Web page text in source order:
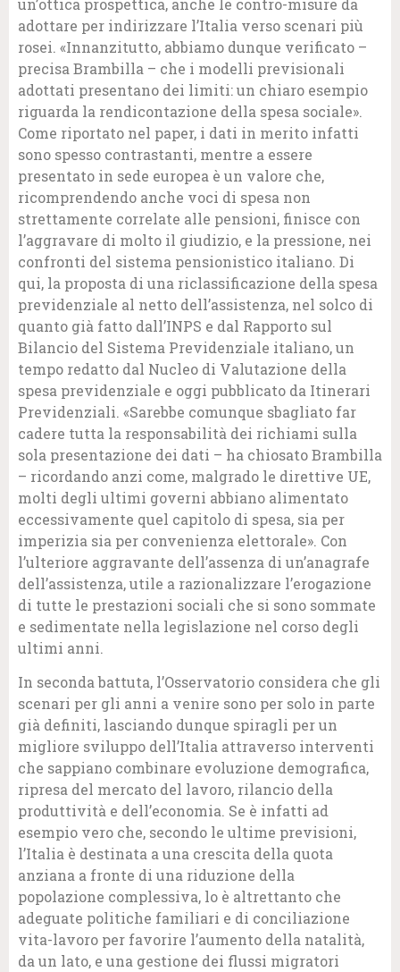
un’ottica prospettica, anche le contro-misure da
adottare per indirizzare l’Italia verso scenari più
rosei. «Innanzitutto, abbiamo dunque verificato –
precisa Brambilla – che i modelli previsionali
adottati presentano dei limiti: un chiaro esempio
riguarda la rendicontazione della spesa sociale».
Come riportato nel paper, i dati in merito infatti
sono spesso contrastanti, mentre a essere
presentato in sede europea è un valore che,
ricomprendendo anche voci di spesa non
strettamente correlate alle pensioni, finisce con
l’aggravare di molto il giudizio, e la pressione, nei
confronti del sistema pensionistico italiano. Di
qui, la proposta di una riclassificazione della spesa
previdenziale al netto dell’assistenza, nel solco di
quanto già fatto dall’INPS e dal Rapporto sul
Bilancio del Sistema Previdenziale italiano, un
tempo redatto dal Nucleo di Valutazione della
spesa previdenziale e oggi pubblicato da Itinerari
Previdenziali. «Sarebbe comunque sbagliato far
cadere tutta la responsabilità dei richiami sulla
sola presentazione dei dati – ha chiosato Brambilla
– ricordando anzi come, malgrado le direttive UE,
molti degli ultimi governi abbiano alimentato
eccessivamente quel capitolo di spesa, sia per
imperizia sia per convenienza elettorale». Con
l’ulteriore aggravante dell’assenza di un’anagrafe
dell’assistenza, utile a razionalizzare l’erogazione
di tutte le prestazioni sociali che si sono sommate
e sedimentate nella legislazione nel corso degli
ultimi anni.
In seconda battuta, l’Osservatorio considera che gli
scenari per gli anni a venire sono per solo in parte
già definiti, lasciando dunque spiragli per un
migliore sviluppo dell’Italia attraverso interventi
che sappiano combinare evoluzione demografica,
ripresa del mercato del lavoro, rilancio della
produttività e dell’economia. Se è infatti ad
esempio vero che, secondo le ultime previsioni,
l’Italia è destinata a una crescita della quota
anziana a fronte di una riduzione della
popolazione complessiva, lo è altrettanto che
adeguate politiche familiari e di conciliazione
vita-lavoro per favorire l’aumento della natalità,
da un lato, e una gestione dei flussi migratori